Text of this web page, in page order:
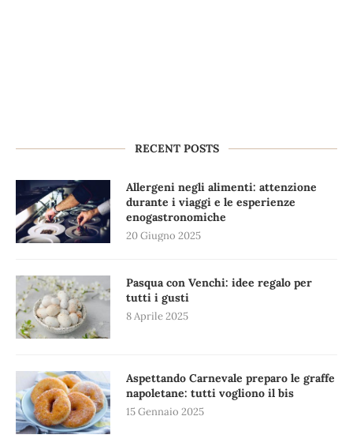
RECENT POSTS
Allergeni negli alimenti: attenzione
durante i viaggi e le esperienze
enogastronomiche
20 Giugno 2025
Pasqua con Venchi: idee regalo per
tutti i gusti
8 Aprile 2025
Aspettando Carnevale preparo le graffe
napoletane: tutti vogliono il bis
15 Gennaio 2025